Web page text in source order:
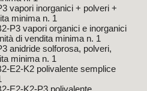
vapori inorganici + polveri +
minima n. 1
P3 vapori organici e inorganici
di vendita minima n. 1
anidride solforosa, polveri,
minima n. 1
E2-K2 polivalente semplice